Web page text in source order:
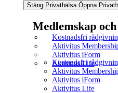
Stäng Privathälsa Öppna
Medlemskap
Kostnadsfri
Aktivitus
Aktivitus iForm
Aktivitus Life
Kostnadsfri
Aktivitus
Aktivitus iForm
Aktivitus Life